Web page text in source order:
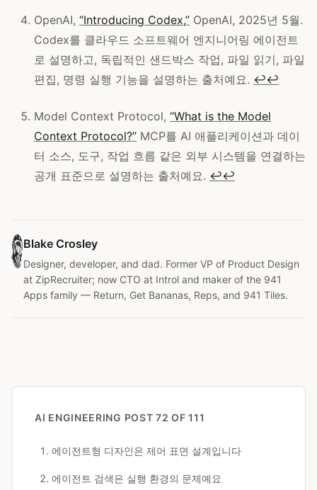
OpenAI, “Introducing Codex,” OpenAI, 2025년 5월.
Codex를 클라우드 소프트웨어 엔지니어링 에이전트
로 설명하고, 독립적인 샌드박스 작업, 파일 읽기, 파일
편집, 명령 실행 기능을 설명하는 출처예요. ↩↩
Model Context Protocol, “What is the Model
Context Protocol?” MCP를 AI 애플리케이션과 데이
터 소스, 도구, 작업 흐름 같은 외부 시스템을 연결하는
공개 표준으로 설명하는 출처예요. ↩↩
Blake Crosley
Designer, developer, and dad. Former VP of Product Design
at ZipRecruiter; now CTO at Introl and maker of the 941
Apps family — Return, Get Bananas, Reps, and 941 Tiles.
AI ENGINEERING POST 72 OF 111
에이전트형 디자인은 제어 표면 설계입니다
에이전트 검색은 실행 환경의 문제예요